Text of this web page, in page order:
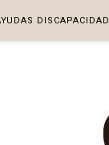
DISCAPACIDAD